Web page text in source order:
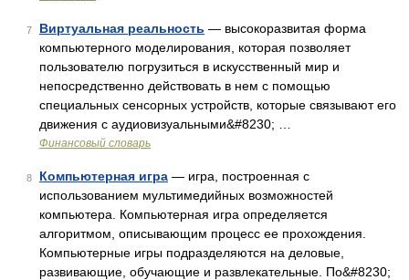
7 Виртуальная реальность — высокоразвитая форма
компьютерного моделирования, которая позволяет
пользователю погрузиться в искусственный мир и
непосредственно действовать в нем с помощью
специальных сенсорных устройств, которые связывают его
движения с аудиовизуальными&#8230; …
Финансовый словарь
8 Компьютерная игра — игра, построенная с
использованием мультимедийных возможностей
компьютера. Компьютерная игра определяется
алгоритмом, описывающим процесс ее прохождения.
Компьютерные игры подразделяются на деловые,
развивающие, обучающие и развлекательные. По&#8230;